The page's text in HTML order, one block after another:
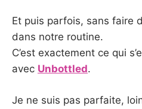
Et puis parfois, sans faire
dans notre routine.
C’est exactement ce qui
avec Unbottled.
Je ne suis pas parfaite,